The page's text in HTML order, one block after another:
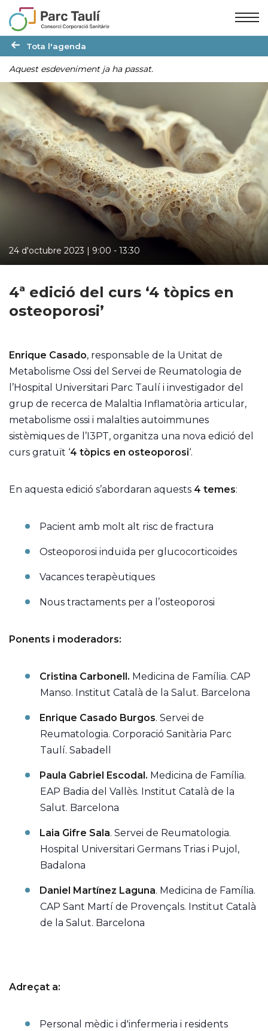
Skip
to
Content
Skip
to
navigation
Tota l'agenda
Aquest esdeveniment ja ha passat.
4ª edició del curs ‘4 tòpics en
osteoporosi’
24 d'octubre 2023 | 9:00 - 13:30
Enrique Casado, responsable de la Unitat de
Metabolisme Ossi del Servei de Reumatologia de
l’Hospital Universitari Parc Taulí i investigador del
grup de recerca de Malaltia Inflamatòria articular,
metabolisme ossi i malalties autoimmunes
sistèmiques de l’I3PT, organitza una nova edició del
curs gratuït ‘4 tòpics en osteoporosi‘.
En aquesta edició s’abordaran aquests 4 temes:
Pacient amb molt alt risc de fractura
Osteoporosi induïda per glucocorticoides
Vacances terapèutiques
Nous tractaments per a l’osteoporosi
Ponents i moderadors:
Cristina Carbonell. Medicina de Família. CAP
Manso. Institut Català de la Salut. Barcelona
Enrique Casado Burgos. Servei de
Reumatologia. Corporació Sanitària Parc
Taulí. Sabadell
Paula Gabriel Escodal. Medicina de Família.
EAP Badia del Vallès. Institut Català de la
Salut. Barcelona
Laia Gifre Sala. Servei de Reumatologia.
Hospital Universitari Germans Trias i Pujol,
Badalona
Daniel Martínez Laguna. Medicina de Família.
CAP Sant Martí de Provençals. Institut Català
de la Salut. Barcelona
Adreçat a:
Personal mèdic i d'infermeria i residents